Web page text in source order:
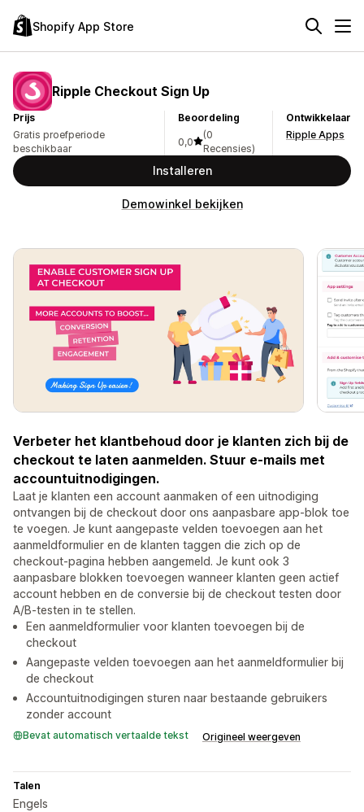
Shopify App Store
Ripple Checkout Sign Up
Prijs
Gratis proefperiode
beschikbaar
Beoordeling
0,0
(0
Recensies)
Ontwikkelaar
Ripple Apps
Installeren
Demowinkel bekijken
Verbeter het klantbehoud door je klanten zich bij de
checkout te laten aanmelden. Stuur e-mails met
accountuitnodigingen.
Laat je klanten een account aanmaken of een uitnodiging
ontvangen bij de checkout door ons aanpasbare app-blok toe
te voegen. Je kunt aangepaste velden toevoegen aan het
aanmeldformulier en de klanten taggen die zich op de
checkout-pagina hebben aangemeld. Je kunt ook 3
aanpasbare blokken toevoegen wanneer klanten geen actief
account hebben en de conversie bij de checkout testen door
A/B-testen in te stellen.
Een aanmeldformulier voor klanten toevoegen bij de
checkout
Aangepaste velden toevoegen aan het aanmeldformulier bij
de checkout
Accountuitnodigingen sturen naar bestaande gebruikers
zonder account
Bevat automatisch vertaalde tekst Origineel weergeven
Talen
Engels